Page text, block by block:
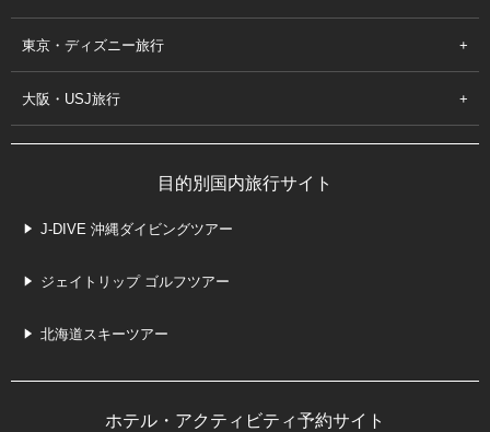
東京・ディズニー旅行
大阪・USJ旅行
目的別国内旅行サイト
J-DIVE 沖縄ダイビングツアー
ジェイトリップ ゴルフツアー
北海道スキーツアー
ホテル・アクティビティ予約サイト